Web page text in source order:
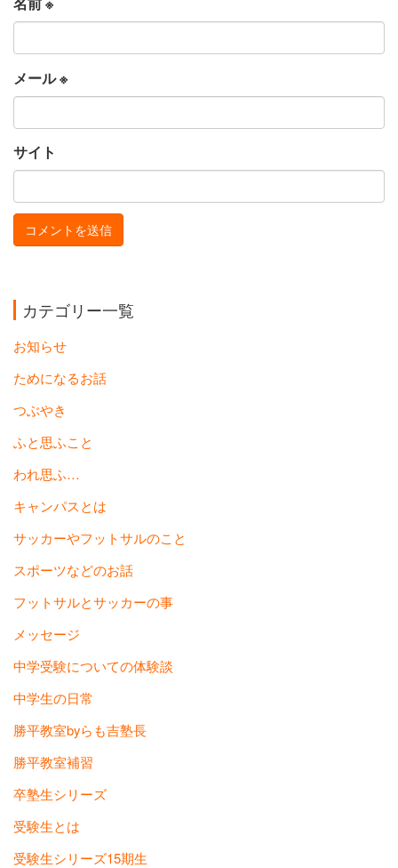
メール※
サイト
カテゴリー一覧
お知らせ
ためになるお話
つぶやき
ふと思ふこと
われ思ふ…
キャンパスとは
サッカーやフットサルのこと
スポーツなどのお話
フットサルとサッカーの事
メッセージ
中学受験についての体験談
中学生の日常
勝平教室byらも吉塾長
勝平教室補習
卒塾生シリーズ
受験生とは
受験生シリーズ15期生